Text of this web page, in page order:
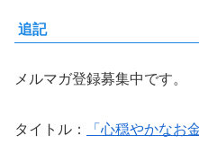
追記
メルマガ登録募集中です。
タイトル： 「心穏やかなお